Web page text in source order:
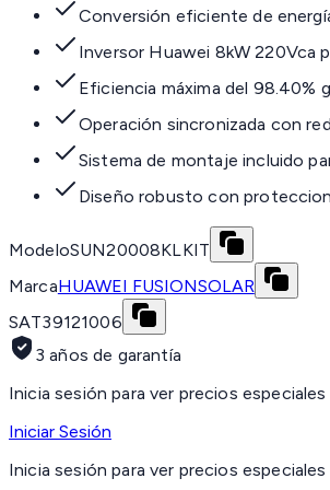
Conversión eficiente de
Inversor Huawei 8kW 220Vca
Eficiencia máxima del 98.40%
Operación sincronizada con
Sistema de montaje incluido
Diseño robusto con
ModeloSUN20008KLKIT
MarcaHUAWEI FUSIONSOLAR
SAT39121006
3 años de garantía
Inicia sesión para ver precios especiales
Iniciar Sesión
Inicia sesión para ver precios especiales